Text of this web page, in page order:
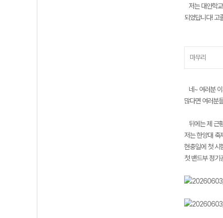
저는 대안학
되었답니다! 고
마무리
네~ 여러분
많다면 여러분
뒤에는 제 근
저는 한양대 축
현충일에 첫 시
첫 밴드부 정기